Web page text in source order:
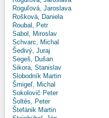
Roguľová, Jaroslava
Rošková, Daniela
Roubal, Petr
Sabol, Miroslav
Schvarc, Michal
Šedivý, Juraj
Segeš, Dušan
Sikora, Stanislav
Slobodník Martin
Šmigeľ, Michal
Sokolovič Peter
Šoltés, Peter
Štefánik Martin